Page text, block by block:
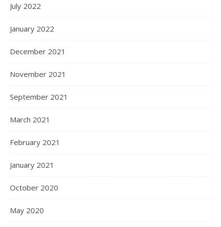
July 2022
January 2022
December 2021
November 2021
September 2021
March 2021
February 2021
January 2021
October 2020
May 2020